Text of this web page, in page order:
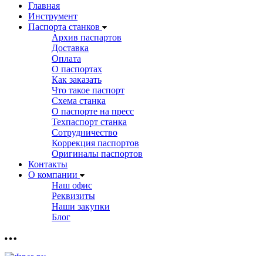
Главная
Инструмент
Паспорта станков
Архив паспартов
Доставка
Оплата
О паспортах
Как заказать
Что такое паспорт
Схема станка
О паспорте на пресс
Техпаспорт станка
Сотрудничество
Коррекция паспортов
Оригиналы паспортов
Контакты
О компании
Наш офис
Реквизиты
Наши закупки
Блог